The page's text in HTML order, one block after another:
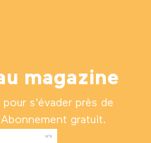
magazine
pour s'évader près de
gratuit.